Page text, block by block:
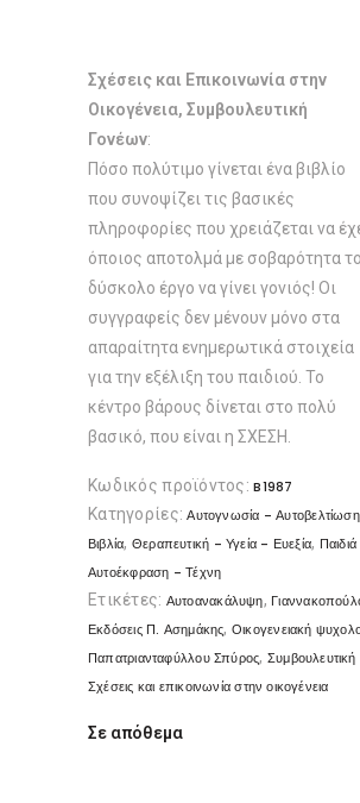
Σχέσεις και Επικοινωνία στην
Οικογένεια, Συμβουλευτική
Γονέων:
Πόσο πολύτιμο γίνεται ένα βιβλίο
που συνοψίζει τις βασικές
πληροφορίες που χρειάζεται να
όποιος αποτολμά με σοβαρότητα το
δύσκολο έργο να γίνει γονιός! Οι
συγγραφείς δεν μένουν μόνο στα
απαραίτητα ενημερωτικά στοιχεία
για την εξέλιξη του παιδιού. Το
κέντρο βάρους δίνεται στο πολύ
βασικό, που είναι η ΣΧΕΣΗ.
Κωδικός προϊόντος:B1987
Κατηγορίες:Αυτογνωσία -
Βιβλία, Θεραπευτική - Υγεία - Ευεξία,
Αυτοέκφραση - Τέχνη
Ετικέτες: Αυτοανακάλυψη,
Εκδόσεις Π. Ασημάκης, Οικογενειακή
Παπατριανταφύλλου Σπύρος,
Σχέσεις και επικοινωνία στην οικογένεια
Σε απόθεμα